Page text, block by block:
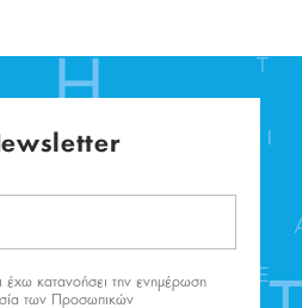
έχω κατανοήσει την ενημέρωση
των Προσωπικών